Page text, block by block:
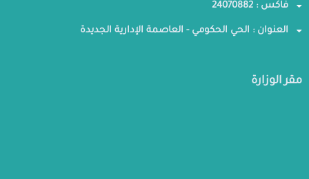
فاكس : 24070882
العنوان : الحي الحكومي - العاصمة الإدارية الجديدة
مقر الوزارة